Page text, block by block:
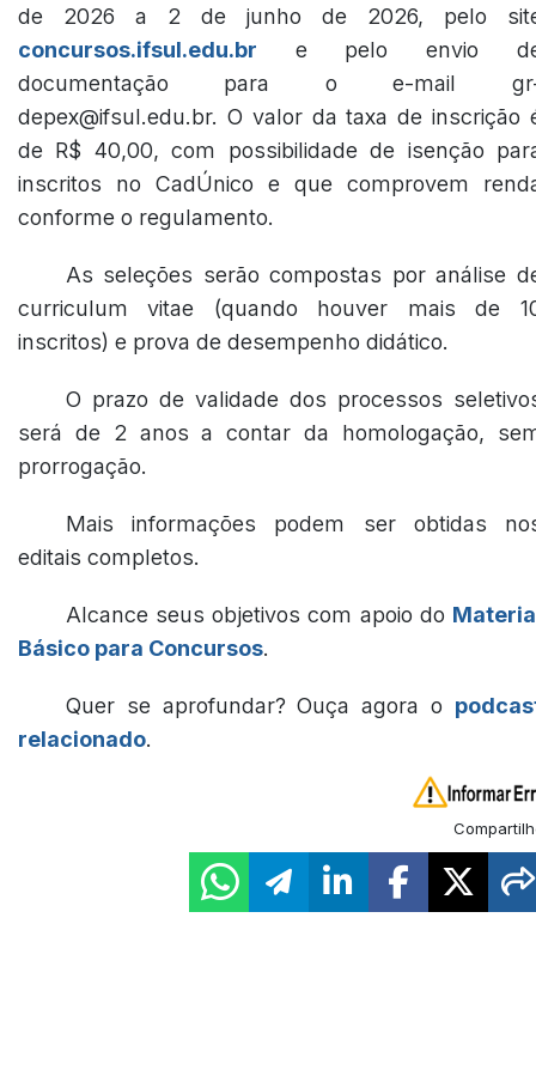
de 2026 a 2 de junho de 2026, pelo
concursos.ifsul.edu.br e pelo envio
documentação para o e-mail
depex@ifsul.edu.br. O valor da taxa de inscrição
de R$ 40,00, com possibilidade de isenção
inscritos no CadÚnico e que comprovem
conforme o regulamento.
As seleções serão compostas por análise
curriculum vitae (quando houver mais de
inscritos) e prova de desempenho didático.
O prazo de validade dos processos
será de 2 anos a contar da homologação,
prorrogação.
Mais informações podem ser obtidas
editais completos.
Alcance seus objetivos com apoio do
Básico para Concursos.
Quer se aprofundar? Ouça agora o
relacionado.